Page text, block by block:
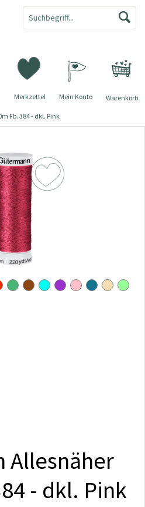
Warenkorb
Merkzettel Mein Konto
Fb. 384 - dkl. Pink
Allesnäher
- dkl. Pink